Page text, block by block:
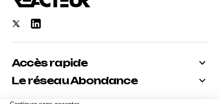
Accès rapide
Le réseau Abondance